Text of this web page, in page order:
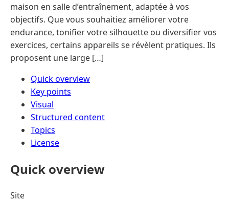
maison en salle d’entraînement, adaptée à vos
objectifs. Que vous souhaitiez améliorer votre
endurance, tonifier votre silhouette ou diversifier vos
exercices, certains appareils se révèlent pratiques. Ils
proposent une large […]
Quick overview
Key points
Visual
Structured content
Topics
License
Quick overview
Site